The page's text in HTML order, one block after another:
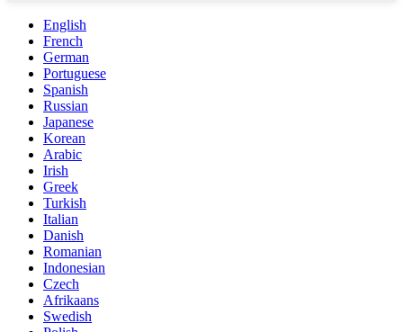
English
French
German
Portuguese
Spanish
Russian
Japanese
Korean
Arabic
Irish
Greek
Turkish
Italian
Danish
Romanian
Indonesian
Czech
Afrikaans
Swedish